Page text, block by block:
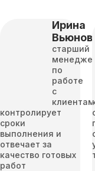
Ирина
Вьюнова
старший
менеджер
по
работе
с
контролирует
сроки
выполнения и
отвечает за
качество готовых
работ